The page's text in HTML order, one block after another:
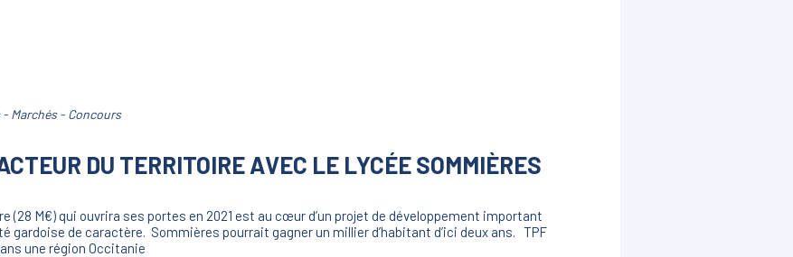
- Marchés - Concours
DU TERRITOIRE AVEC LE LYCÉE SOMMIÈRES
M€) qui ouvrira ses portes en 2021 est au cœur d’un projet de développement important
gardoise de caractère. Sommières pourrait gagner un millier d’habitant d’ici deux ans. TPF
une région Occitanie